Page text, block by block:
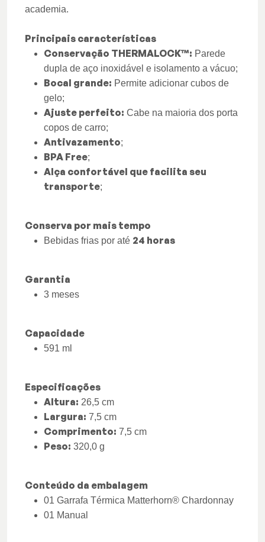
academia.
Principais características
Conservação THERMALOCK™: Parede
dupla de aço inoxidável e isolamento a vácuo;
Bocal grande: Permite adicionar cubos de
gelo;
Ajuste perfeito: Cabe na maioria dos porta
copos de carro;
Antivazamento;
BPA Free;
Alça confortável que facilita seu
transporte;
Conserva por mais tempo
Bebidas frias por até 24 horas
Garantia
3 meses
Capacidade
591 ml
Especificações
Altura: 26,5 cm
Largura: 7,5 cm
Comprimento: 7,5 cm
Peso: 320,0 g
Conteúdo da embalagem
01 Garrafa Térmica Matterhorn® Chardonnay
01 Manual